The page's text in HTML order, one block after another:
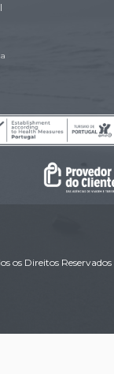
|
os Direitos Reservados